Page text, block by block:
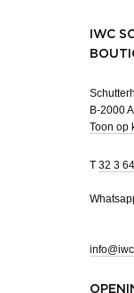
IWC
B-2000
Toon op
T 32 3